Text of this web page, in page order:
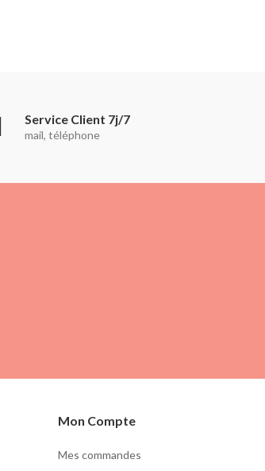
Service Client 7j/7
mail, téléphone
Mon Compte
Mes commandes